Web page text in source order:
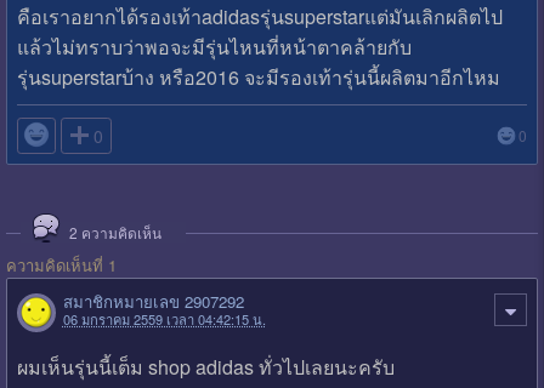
คือเราอยากได้รองเท้าadidasรุ่นsuperstarแต่มันเลิกผลิตไป
แล้วไม่ทราบว่าพอจะมีรุ่นไหนที่หน้าตาคล้ายกับ
รุ่นsuperstarบ้าง หรือ2016 จะมีรองเท้ารุ่นนี้ผลิตมาอีกไหม
 0 0
2 ความคิดเห็น
ความคิดเห็นที่ 1
สมาชิกหมายเลข 2907292
06 มกราคม 2559 เวลา 04:42:15 น.
ผมเห็นรุ่นนี้เต็ม shop adidas ทั่วไปเลยนะครับ